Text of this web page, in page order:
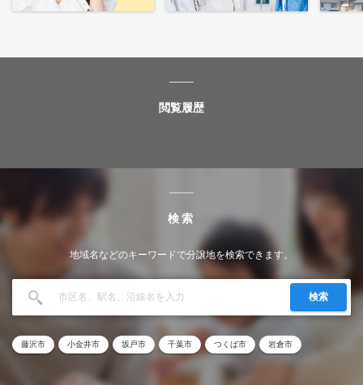
閲覧履歴
検索
地域名などのキーワードで分譲地を検索できます。
検索
藤沢市 小金井市 坂戸市 千葉市 つくば市 岩倉市